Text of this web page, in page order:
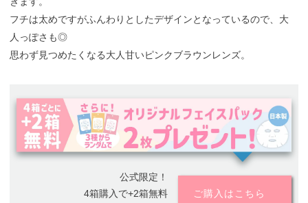
フチは太めですがふんわりとしたデザインとなっているので、大
人っぽさも◎
思わず見つめたくなる大人甘いピンクブラウンレンズ。
公式限定！
4箱購入で+2箱無料
ご購入はこちら